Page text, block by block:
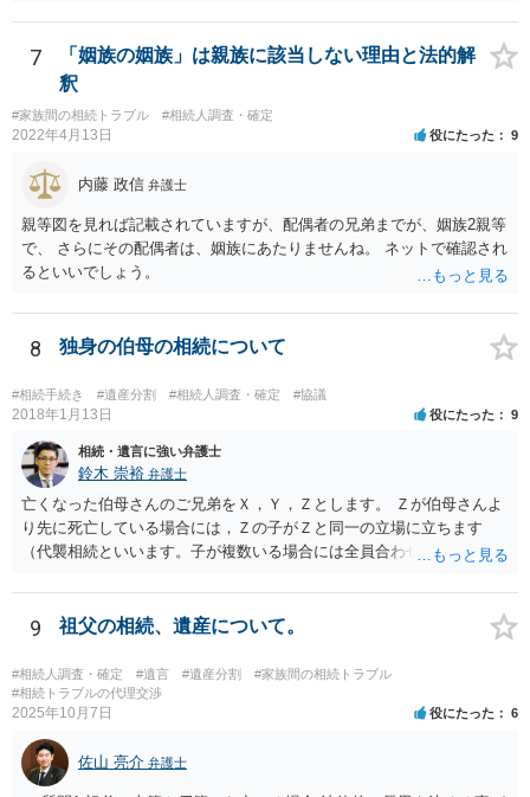
7
「姻族の姻族」は親族に該当しない理由と法的解
釈
#家族間の相続トラブル #相続人調査・確定
2022年4月13日 役にたった 9
内藤 政信 弁護士
親等図を見れば記載されていますが、配偶者の兄弟までが、姻族2親等
で、 さらにその配偶者は、姻族にあたりませんね。 ネットで確認され
るといいでしょう。
8 独身の伯母の相続について
#相続手続き #遺産分割 #相続人調査・確定 #協議
2018年1月13日 役にたった 9
相続・遺言に強い弁護士
鈴木 崇裕 弁護士
亡くなった伯母さんのご兄弟をＸ，Ｙ，Ｚとします。 Ｚが伯母さんよ
り先に死亡している場合には，Ｚの子がＺと同一の立場に立ちます
（代襲相続といいます。子が複数いる場合には全員合わせてＺと同一
つの相続分を有していますので， そのことを前提として，遺産分割協
議をすることになります（必ずしも３分の１ずつにしなくても，合意
ができれば構いません。）。 今後の対応としては， ①伯母さんの相続
財産（遺産）の全容を整理する（預貯金，有価証券，不動産等の有無
を調べることになります。） ②相続財産に照らし，相続税の申告の準
備をする（税理士の先生にご相談ください。） ③遺産分割協議をする
（ご本人同士で行っても構いませんし，弁護士に相談することもよろ
しいと思います。） ことになります。
9 祖父の相続、遺産について。
#相続人調査・確定 #遺言 #遺産分割
#家族間の相続トラブル
#相続トラブルの代理交渉
2025年10月7日 役にたった 6
佐山 亮介 弁護士